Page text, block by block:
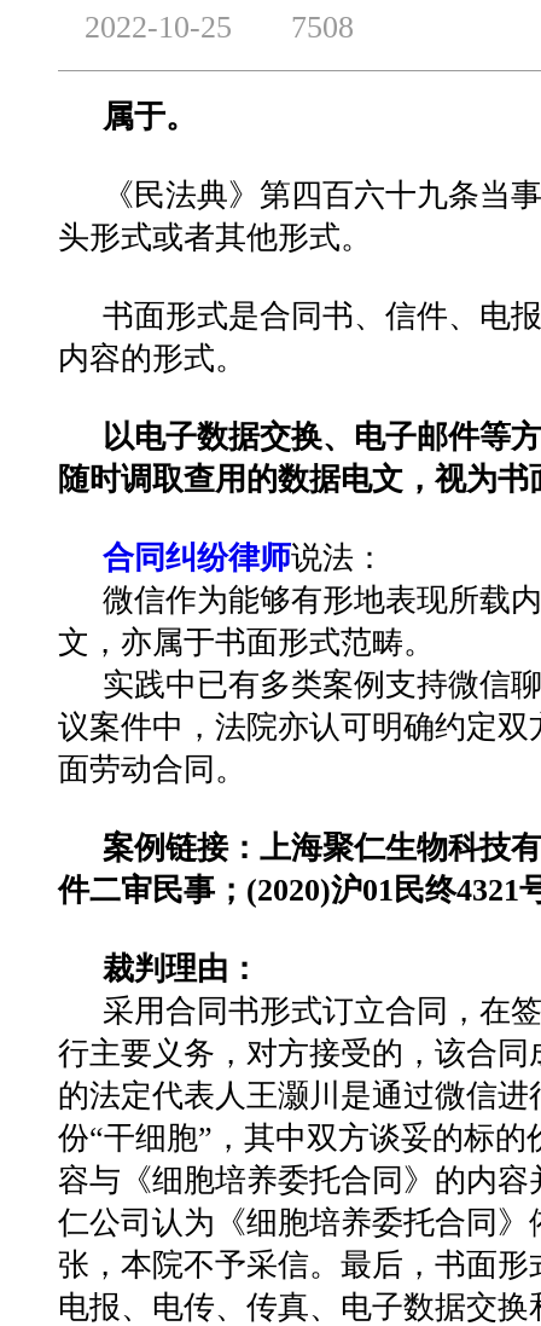
2022-10-25 7508
属于。
《民法典》第四百六十九条当
头形式或者其他形式。
书面形式是合同书、信件、电
内容的形式。
以电子数据交换、电子邮件等
随时调取查用的数据电文，视为书
合同纠纷律师说法：
微信作为能够有形地表现所载
文，亦属于书面形式范畴。
实践中已有多类案例支持微信
议案件中，法院亦认可明确约定
面劳动合同。
案例链接：上海聚仁生物科技
件二审民事；(2020)沪01民终4321
裁判理由：
采用合同书形式订立合同，在
行主要义务，对方接受的，该合
的法定代表人王灏川是通过微信
份“干细胞”，其中双方谈妥的标
容与《细胞培养委托合同》的内
仁公司认为《细胞培养委托合同
张，本院不予采信。最后，书面
电报、电传、传真、电子数据交